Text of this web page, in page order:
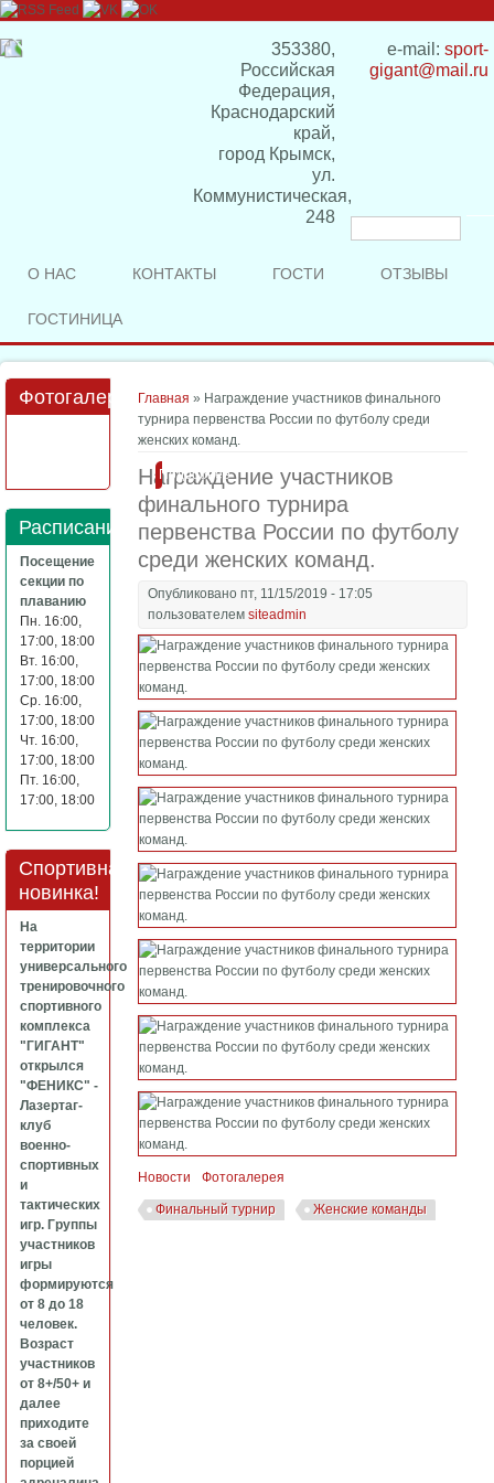
353380,
Российская
Федерация,
Краснодарский
край,
город Крымск,
ул.
Коммунистическая,
248
e-mail: sport-
gigant@mail.ru
поиска
О НАС КОНТАКТЫ ГОСТИ ОТЗЫВЫ
ГОСТИНИЦА
Вы здесь
Главная » Награждение участников финального
турнира первенства России по футболу среди
женских команд.
Награждение участников
финального турнира
первенства России по футболу
среди женских команд.
Опубликовано пт, 11/15/2019 - 17:05
пользователемsiteadmin
Новости Фотогалерея
Финальный турнир Женские команды
Фотогалерея
Подробнее
Расписание
Посещение
секции по
плаванию
Пн. 16:00,
17:00, 18:00
Вт. 16:00,
17:00, 18:00
Ср. 16:00,
17:00, 18:00
Чт. 16:00,
17:00, 18:00
Пт. 16:00,
17:00, 18:00
Спортивная
новинка!
На
территории
универсального
тренировочного
спортивного
комплекса
"ГИГАНТ"
открылся
"ФЕНИКС" -
Лазертаг-
клуб
военно-
спортивных
и
тактических
игр. Группы
участников
игры
формируются
от 8 до 18
человек.
Возраст
участников
от 8+/50+ и
далее
приходите
за своей
порцией